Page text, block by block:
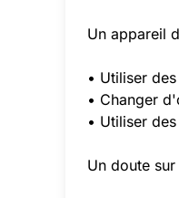
Un appareil
• Utiliser
• Changer
• Utiliser
Un doute